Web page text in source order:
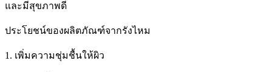
และมีสุขภาพดี
ประโยชน์ของผลิตภัณฑ์จากรังไหม
1. เพิ่มความชุ่มชื้นให้ผิว